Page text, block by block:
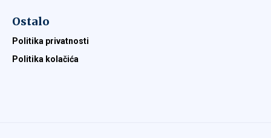
Ostalo
Politika privatnosti
Politika kolačića